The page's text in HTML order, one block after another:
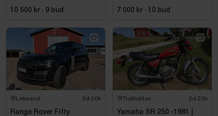
10 500 kr · 9 bud 7 000 kr · 10 bud
Leksand 2d 20h
Range Rover Fifty
Trollhättan 2d 20h
Yamaha SR 250 -1981 |